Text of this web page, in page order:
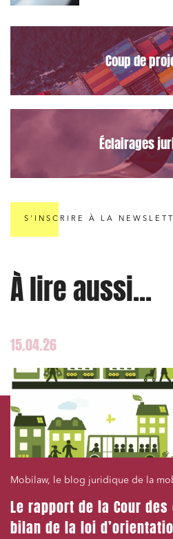
Coup de
Éclairages
S'INSCRIRE À LA
À lire aussi...
15.04.26
Mobilaw, le blog juridique de la
Le rapport de la Cour
bilan de la loi